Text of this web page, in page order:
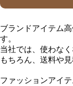
ブランドアイテム
す。
当社では、使わな
もちろん、送料や
ファッションアイ